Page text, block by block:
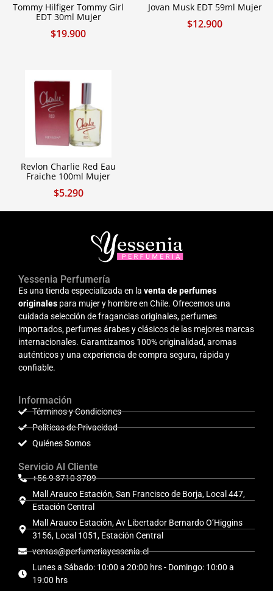
Tommy Hilfiger Tommy Girl
EDT 30ml Mujer
$19.900
Jovan Musk EDT 59ml Mujer
$12.900
Revlon Charlie Red Eau
Fraiche 100ml Mujer
$5.290
Yessenia Perfumería
Es una tienda especializada en la venta de perfumes
originales para mujer y hombre en Chile. Ofrecemos una
cuidada selección de fragancias originales, perfumes
importados, perfumes árabes y clásicos de las mejores marcas
internacionales. Garantizamos 100% originalidad, aromas
auténticos y una experiencia de compra segura, rápida y
confiable.
Información
Términos y Condiciones
Políticas de Privacidad
Quiénes Somos
Servicio Al Cliente
+56 9 3710 3709
Mall Arauco Estación, San Francisco de Borja, Local 447,
Estación Central
Mall Arauco Estación, Av Libertador Bernardo O’Higgins
3156, Local 1051, Estación Central
ventas@perfumeriayessenia.cl
Lunes a Sábado: 10:00 a 20:00 hrs - Domingo: 10:00 a
19:00 hrs